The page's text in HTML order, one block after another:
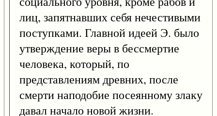
лиц, запятнавших себя нечестивыми
поступками. Главной идеей Э. было
утверждение веры в бессмертие
человека, который, по
представлениям древних, после
смерти наподобие посеянному злаку
давал начало новой жизни.